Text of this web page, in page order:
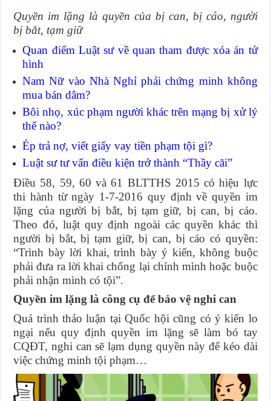
Quyền im lặng là quyền của bị can, bị cáo, người
bị bắt, tạm giữ
Quan điểm Luật sư về quan tham được xóa án tử
hình
Nam Nữ vào Nhà Nghỉ phải chứng minh không
mua bán dâm?
Bôi nhọ, xúc phạm người khác trên mạng bị xử lý
thế nào?
Ép trả nợ, viết giấy vay tiền phạm tội gì?
Luật sư tư vấn điều kiện trở thành “Thầy cãi”
Điều 58, 59, 60 và 61 BLTTHS 2015 có hiệu lực
thi hành từ ngày 1-7-2016 quy định về quyền im
lặng của người bị bắt, bị tạm giữ, bị can, bị cáo.
Theo đó, luật quy định ngoài các quyền khác thì
người bị bắt, bị tạm giữ, bị can, bị cáo có quyền:
“Trình bày lời khai, trình bày ý kiến, không buộc
phải đưa ra lời khai chống lại chính mình hoặc buộc
phải nhận mình có tội”.
Quyền im lặng là công cụ để bảo vệ nghi can
Quá trình thảo luận tại Quốc hội cũng có ý kiến lo
ngại nếu quy định quyền im lặng sẽ làm bó tay
CQĐT, nghi can sẽ lạm dụng quyền này để kéo dài
việc chứng minh tội phạm…